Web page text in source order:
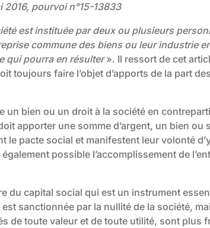
2016, pourvoi n°15-13833
est instituée par deux ou plusieurs
commune des biens ou leur industrie
qui pourra en résulter». Il ressort de cet
toujours faire l’objet d’apports de la part
un bien ou un droit à la société en
apporter une somme d’argent, un bien ou
le pacte social et manifestent leur volonté
possible l’accomplissement de
du capital social qui est un instrument
sanctionnée par la nullité de la société,
de toute valeur et de toute utilité, sont plus